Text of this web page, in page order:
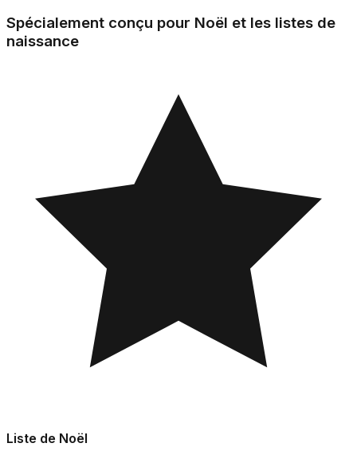
Spécialement conçu pour Noël et les listes de
naissance
Liste de Noël